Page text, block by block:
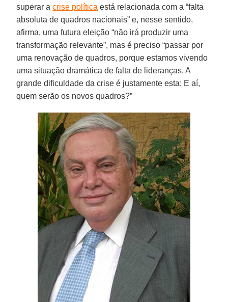
superar acrise política está relacionada com a “falta
absoluta de quadros nacionais” e, nesse sentido,
afirma, uma futura eleição “não irá produzir uma
transformação relevante”, mas é preciso “passar por
uma renovação de quadros, porque estamos vivendo
uma situação dramática de falta de lideranças. A
grande dificuldade da crise é justamente esta: E aí,
quem serão os novos quadros?”